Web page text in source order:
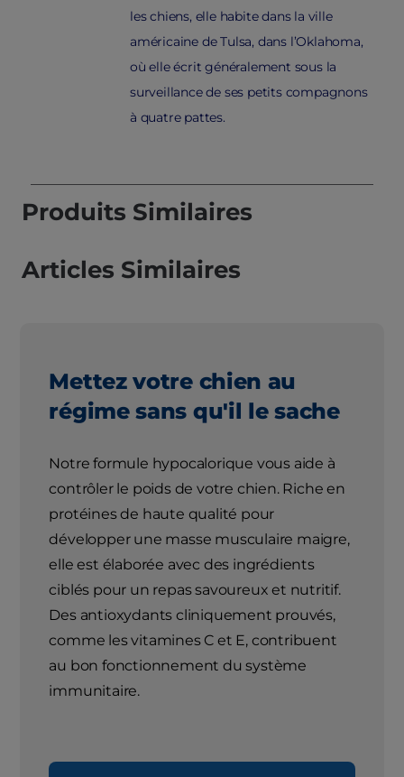
les chiens, elle habite dans la ville
américaine de Tulsa, dans l’Oklahoma,
où elle écrit généralement sous la
surveillance de ses petits compagnons
à quatre pattes.
Produits Similaires
Articles Similaires
Mettez votre chien au
régime sans qu'il le sache
Notre formule hypocalorique vous aide à
contrôler le poids de votre chien. Riche en
protéines de haute qualité pour
développer une masse musculaire maigre,
elle est élaborée avec des ingrédients
ciblés pour un repas savoureux et nutritif.
Des antioxydants cliniquement prouvés,
comme les vitamines C et E, contribuent
au bon fonctionnement du système
immunitaire.